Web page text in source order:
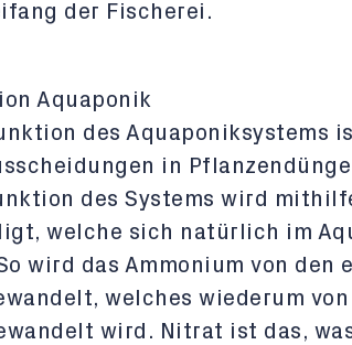
der Fischerei.
Aquaponik
des Aquaponiksystems
in
des Systems wird
welche sich natürlich im
wird das Ammonium von den
welches wiederum
wird. Nitrat ist das,